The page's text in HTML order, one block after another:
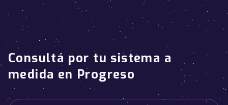
Consultá por tu sistema a
medida en Progreso